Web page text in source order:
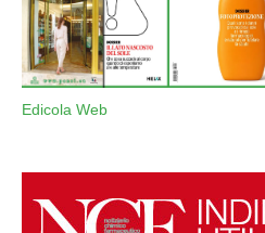
Edicola Web